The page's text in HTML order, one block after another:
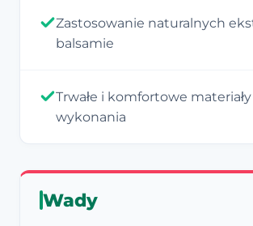
Zastosowanie naturalnych
balsamie
Trwałe i komfortowe materiały
wykonania
Wady